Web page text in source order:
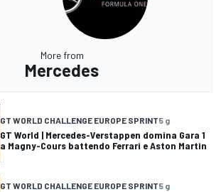
More from
Mercedes
GT WORLD CHALLENGE EUROPE SPRINT5 g
GT World | Mercedes-Verstappen domina Gara 1
a Magny-Cours battendo Ferrari e Aston Martin
GT WORLD CHALLENGE EUROPE SPRINT5 g